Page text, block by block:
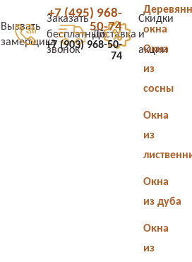
Вызвать
замерщика
Заказать
бесплатный
звонок
Доставка
Скидки
и
акции
+7 (495) 968-
50-74
+7 (903) 968-50-
74
окна
Окна
из
сосны
Окна
из
Окна
из дуба
Окна
из